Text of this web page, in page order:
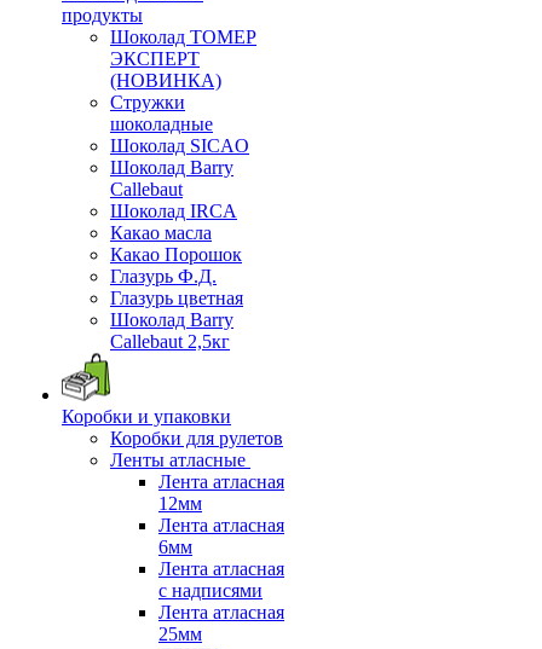
продукты
Шоколад ТОМЕР
ЭКСПЕРТ
(НОВИНКА)
Стружки
шоколадные
Шоколад SICAO
Шоколад Barry
Callebaut
Шоколад IRCA
Какао масла
Какао Порошок
Глазурь Ф.Д.
Глазурь цветная
Шоколад Barry
Callebaut 2,5кг
Коробки и упаковки
Коробки для рулетов
Ленты атласные
Лента атласная
12мм
Лента атласная
6мм
Лента атласная
с надписями
Лента атласная
25мм